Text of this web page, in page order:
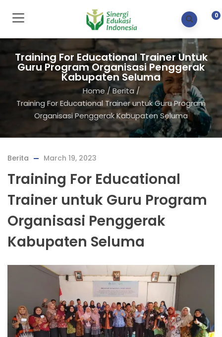
0
Training For Educational Trainer Untuk
Guru Program Organisasi Penggerak
Kabupaten Seluma
Home/ Berita/
Training For Educational Trainer untuk Guru Program
Organisasi Penggerak Kabupaten Seluma
Berita March 19, 2023
Training For Educational
Trainer untuk Guru Program
Organisasi Penggerak
Kabupaten Seluma